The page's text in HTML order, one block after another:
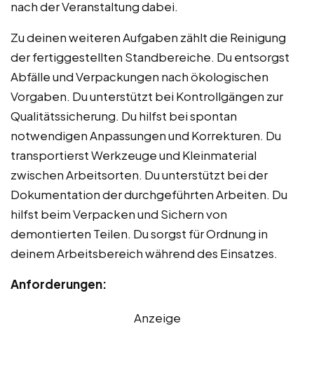
nach der Veranstaltung dabei.
Zu deinen weiteren Aufgaben zählt die Reinigung
der fertiggestellten Standbereiche. Du entsorgst
Abfälle und Verpackungen nach ökologischen
Vorgaben. Du unterstützt bei Kontrollgängen zur
Qualitätssicherung. Du hilfst bei spontan
notwendigen Anpassungen und Korrekturen. Du
transportierst Werkzeuge und Kleinmaterial
zwischen Arbeitsorten. Du unterstützt bei der
Dokumentation der durchgeführten Arbeiten. Du
hilfst beim Verpacken und Sichern von
demontierten Teilen. Du sorgst für Ordnung in
deinem Arbeitsbereich während des Einsatzes.
Anforderungen:
Anzeige